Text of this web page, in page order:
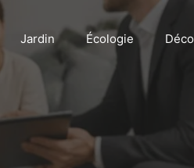
Jardin Écologie Déco